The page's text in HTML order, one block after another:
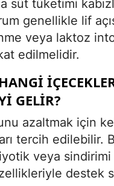
süt tüketimi
genellikle lif
veya laktoz
edilmelidir.
GELIR?
azaltmak için
tercih edilebilir.
veya sindirimi
destek